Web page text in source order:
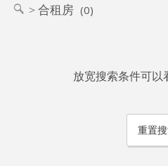
合租房 (0)
放宽搜索条件可以
重置